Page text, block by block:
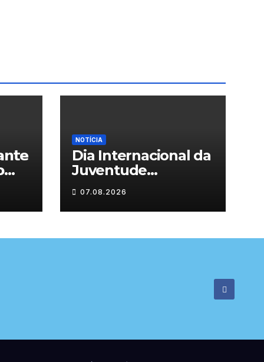
NOTÍCIA
Dia Internacional da
Juventude
celebrado em
Chaves com
atividades gratuitas
07.08.2026